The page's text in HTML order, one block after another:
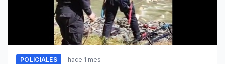
POLICIALES hace 1 mes